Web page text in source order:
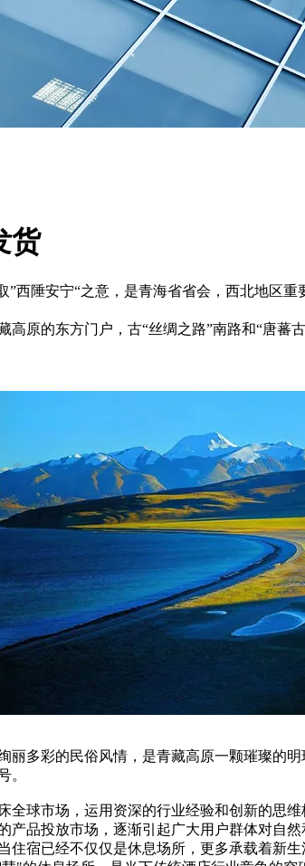
货
”西陲安宁“之意，是青海省省会，西北地区
原的东方门户，古“丝绸之路”南路和“唐
丽多彩的民俗风情，是青藏高原一颗璀璨的
。
全球市场，运用资深的行业经验和创新的思
品投放市场，逐渐引起广大用户群体对自然
宿已经不仅仅是休息场所，更多承载着新